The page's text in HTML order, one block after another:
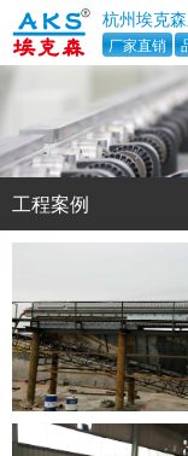
杭州埃克
厂家直销
工程案例
广东区域大型碎石厂